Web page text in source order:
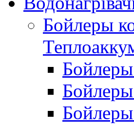
Бойлеры